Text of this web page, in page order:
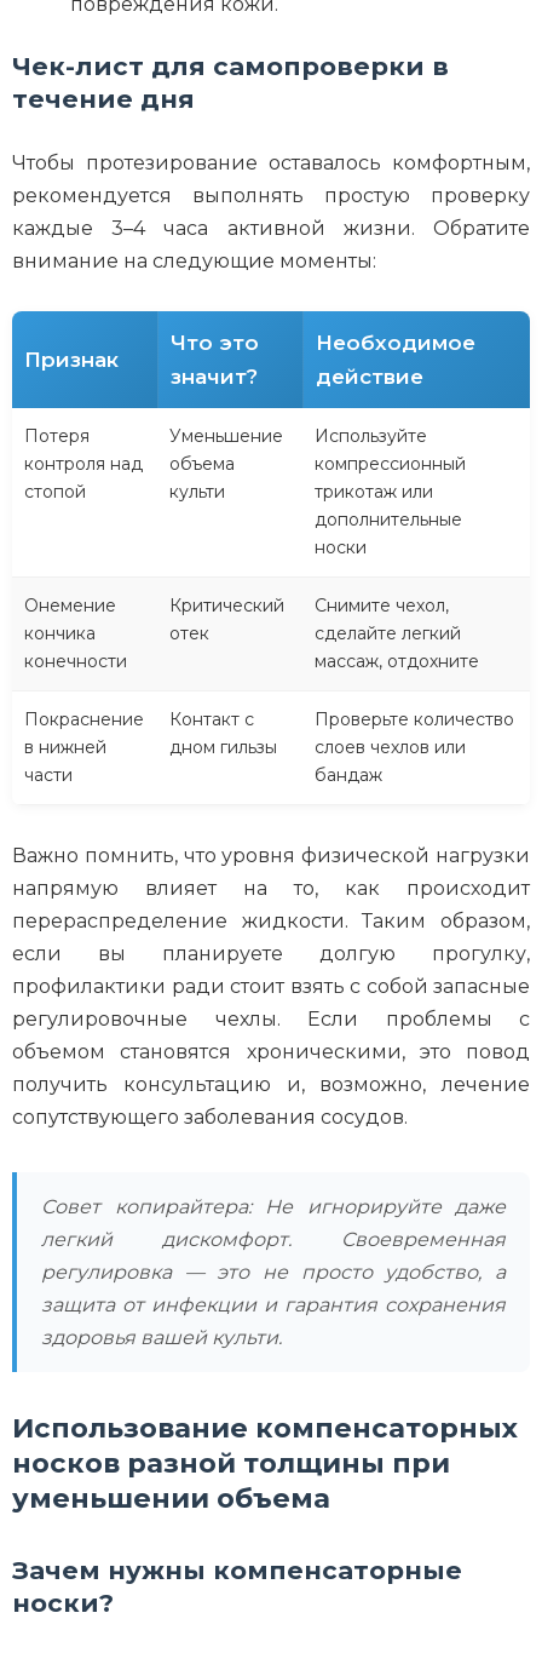
Чек-лист для самопроверки в
течение дня
Чтобы протезирование оставалось комфортным,
рекомендуется выполнять простую проверку
каждые 3–4 часа активной жизни. Обратите
внимание на следующие моменты:
Признак
Что это
значит?
Необходимое
действие
Потеря
контроля над
стопой
Уменьшение
объема
культи
Используйте
компрессионный
трикотаж или
дополнительные
носки
Онемение
кончика
конечности
Критический
отек
Снимите чехол,
сделайте легкий
массаж, отдохните
Покраснение
в нижней
части
Контакт с
дном гильзы
Проверьте количество
слоев чехлов или
бандаж
Важно помнить, что уровня физической нагрузки
напрямую влияет на то, как происходит
перераспределение жидкости. Таким образом,
если вы планируете долгую прогулку,
профилактики ради стоит взять с собой запасные
регулировочные чехлы. Если проблемы с
объемом становятся хроническими, это повод
получить консультацию и, возможно, лечение
сопутствующего заболевания сосудов.
Совет копирайтера: Не игнорируйте даже
легкий дискомфорт. Своевременная
регулировка — это не просто удобство, а
защита от инфекции и гарантия сохранения
здоровья вашей культи.
Использование компенсаторных
носков разной толщины при
уменьшении объема
Зачем нужны компенсаторные
носки?